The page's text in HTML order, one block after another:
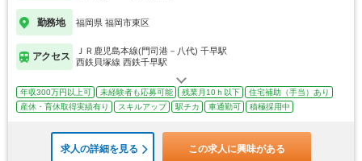
勤務地 福岡県 福岡市東区
アクセス
ＪＲ鹿児島本線(門司港－八代) 千早駅
西鉄貝塚線 西鉄千早駅
年収300万円以上可 未経験者も応募可能 残業月10ｈ以下
住宅補助（手当）あり
産休・育休取得実績有り
スキルアップ 駅チカ 車通勤可 積極採用中
求人の詳細を見る この求人に興味がある